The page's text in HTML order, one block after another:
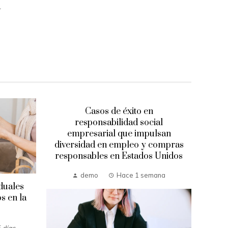
en la
Casos de éxito en
responsabilidad social
empresarial que impulsan
diversidad en empleo y compras
responsables en Estados Unidos
demo Hace 1 semana